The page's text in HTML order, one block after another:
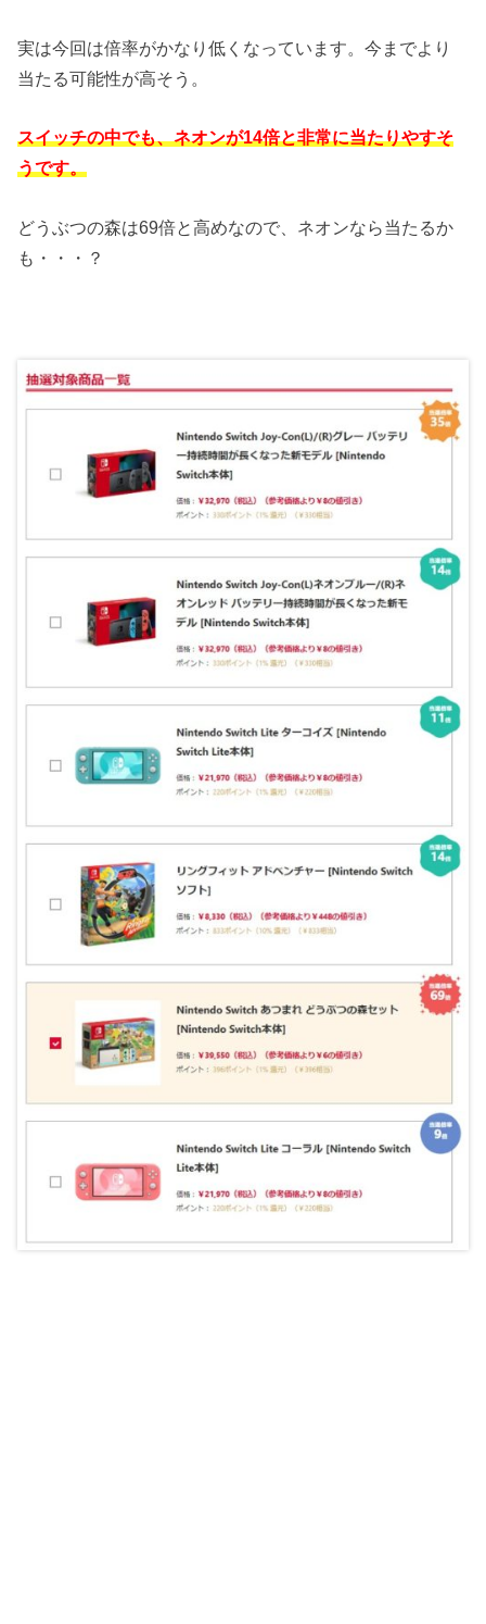
実は今回は倍率がかなり低くなっています。今までより
当たる可能性が高そう。
スイッチの中でも、ネオンが14倍と非常に当たりやすそ
うです。
どうぶつの森は69倍と高めなので、ネオンなら当たるか
も・・・？